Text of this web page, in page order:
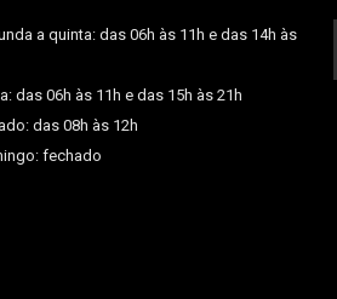
a quinta: das 06h às 11h e das 14h às
das 06h às 11h e das 15h às 21h
das 08h às 12h
fechado